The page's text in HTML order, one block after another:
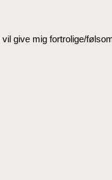
give mig fortrolige/